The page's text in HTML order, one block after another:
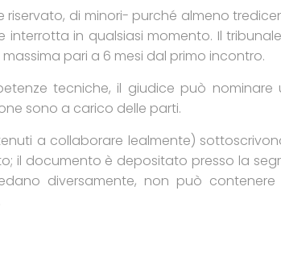
di minori- purché almeno
in qualsiasi momento. Il
pari a 6 mesi dal primo incontro.
tecniche, il giudice può
sono a carico delle parti.
a collaborare lealmente)
il documento è depositato presso la
diversamente, non può